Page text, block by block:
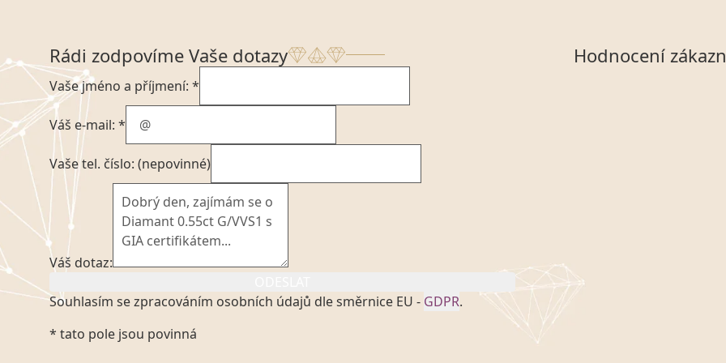
Rádi zodpovíme Vaše dotazy
Vaše jméno a příjmení: *
Váš e-mail: *
Vaše tel. číslo: (nepovinné)
Váš dotaz:
Souhlasím se zpracováním osobních údajů dle směrnice EU - GDPR.
Kliknutím na výše uvedený odkaz, v souladu se zákonem č. 101/2000 Sb. v
platném znění výslovně souhlasím se zpracováním a uchováním veškerých
* tato pole jsou povinná
Hodnocení